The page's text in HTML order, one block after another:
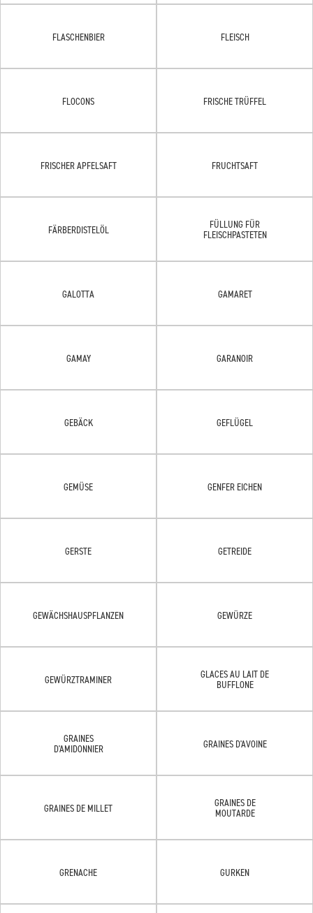
FLASCHENBIER FLEISCH
FLOCONS FRISCHE TRÜFFEL
FRISCHER APFELSAFT FRUCHTSAFT
FÄRBERDISTELÖL
FÜLLUNG FÜR
FLEISCHPASTETEN
GALOTTA GAMARET
GAMAY GARANOIR
GEBÄCK GEFLÜGEL
GEMÜSE GENFER EICHEN
GERSTE GETREIDE
GEWÄCHSHAUSPFLANZEN GEWÜRZE
GEWÜRZTRAMINER
GLACES AU LAIT DE
BUFFLONE
GRAINES
D'AMIDONNIER
GRAINES D'AVOINE
GRAINES DE MILLET
GRAINES DE
MOUTARDE
GRENACHE GURKEN